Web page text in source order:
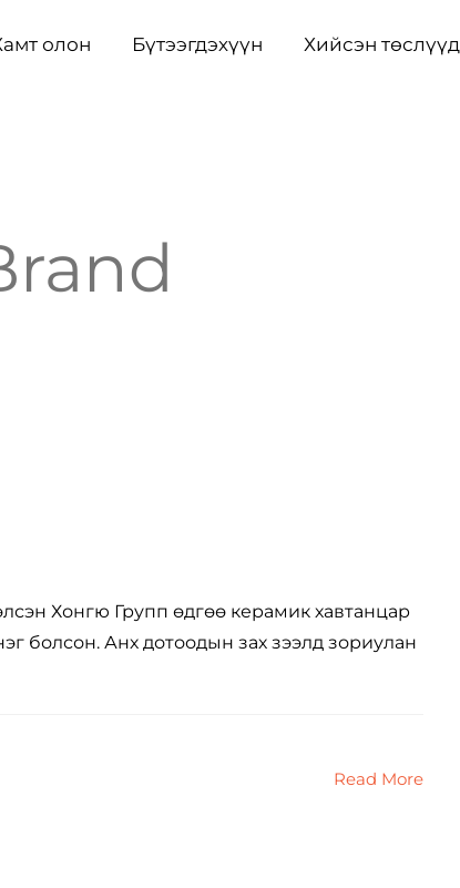
олон Бүтээгдэхүүн Хийсэн төслүүд
Хонгю Групп өдгөө керамик хавтанцар
болсон. Анх дотоодын зах зээлд зориулан
Read More